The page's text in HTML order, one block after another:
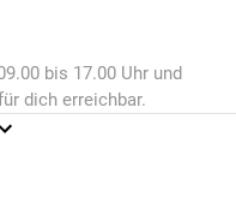
bis 17.00 Uhr und
dich erreichbar.